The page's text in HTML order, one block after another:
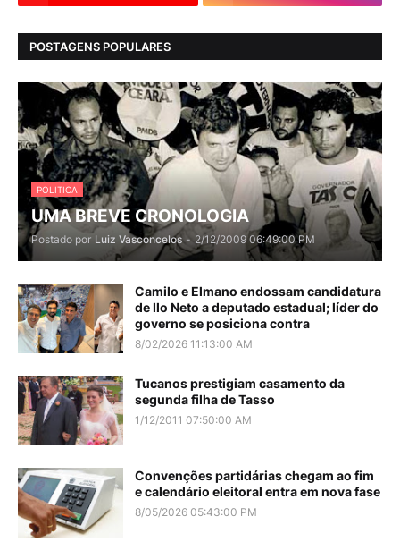
POSTAGENS POPULARES
POLITICA
UMA BREVE CRONOLOGIA
Postado por Luiz Vasconcelos - 2/12/2009 06:49:00 PM
Camilo e Elmano endossam candidatura
de Ilo Neto a deputado estadual; líder do
governo se posiciona contra
8/02/2026 11:13:00 AM
Tucanos prestigiam casamento da
segunda filha de Tasso
1/12/2011 07:50:00 AM
Convenções partidárias chegam ao fim
e calendário eleitoral entra em nova fase
8/05/2026 05:43:00 PM